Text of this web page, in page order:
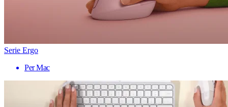
Serie Ergo
Per Mac